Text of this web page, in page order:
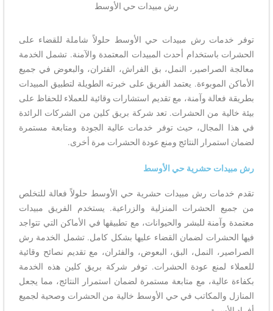
رش مبيدات حي الأوسط​
توفر خدمات رش مبيدات حي الأوسط حلولاً شاملة للقضاء على
الحشرات باستخدام أحدث المبيدات المعتمدة والآمنة. تشمل الخدمة
معالجة الصراصير، النمل، بق الفراش، الفئران، والبعوض في جميع
الأماكن الموبوءة. يعتمد الفريق على خبرته الطويلة لتطبيق المبيدات
بطريقة فعالة وآمنة، مع تقديم استشارات وقائية للعملاء للحفاظ على
بيئة خالية من الحشرات. تعد شركة بريق كلين من الشركات الرائدة
في هذا المجال، حيث توفر خدمات عالية الجودة ومتابعة مستمرة
لضمان استمرار النتائج ومنع عودة الحشرات مرة أخرى.
رش مبيدات حشرية حي الأوسط
تقدم خدمات رش مبيدات حشرية حي الأوسط حلولاً فعالة للتخلص
من جميع الحشرات المنزلية والزراعية. يستخدم الفريق مبيدات
معتمدة وآمنة للبشر والحيوانات، مع تطبيقها في الأماكن التي تتواجد
فيها الحشرات لضمان القضاء عليها بشكل كامل. تشمل الخدمة رش
الصراصير، النمل، البق، البعوض، والفئران، مع تقديم نصائح وقائية
للعملاء لمنع عودة الحشرات. توفر شركة بريق كلين هذه الخدمة
بكفاءة عالية، مع متابعة مستمرة لضمان استمرار النتائج، مما يجعل
المنازل والمكاتب في حي الأوسط خالية من الحشرات وصحية لجميع